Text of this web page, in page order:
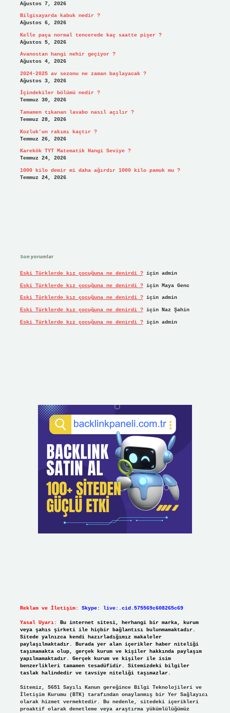
Ağustos 7, 2026
Bilgisayarda kabuk nedir ?
Ağustos 6, 2026
Kelle paça normal tencerede kaç saatte pişer ?
Ağustos 5, 2026
Avanostan hangi nehir geçiyor ?
Ağustos 4, 2026
2024-2025 av sezonu ne zaman başlayacak ?
Ağustos 3, 2026
İçindekiler bölümü nedir ?
Temmuz 30, 2026
Tamamen tıkanan lavabo nasıl açılır ?
Temmuz 28, 2026
Kozluk’un rakımı kaçtır ?
Temmuz 26, 2026
Karekök TYT Matematik Hangi Seviye ?
Temmuz 24, 2026
1000 kilo demir mi daha ağırdır 1000 kilo pamuk mu ?
Temmuz 24, 2026
Son yorumlar
Eski Türklerde kız çocuğuna ne denirdi ?için admin
Eski Türklerde kız çocuğuna ne denirdi ?için Maya Genc
Eski Türklerde kız çocuğuna ne denirdi ?için admin
Eski Türklerde kız çocuğuna ne denirdi ?için Naz Şahin
Eski Türklerde kız çocuğuna ne denirdi ?için admin
Reklam ve İletişim: Skype: live:.cid.575569c608265c69
Yasal Uyarı:
Bu internet sitesi, herhangi bir marka, kurum
veya şahıs şirketi ile hiçbir bağlantısı bulunmamaktadır.
Sitede yalnızca kendi hazırladığımız makaleler
paylaşılmaktadır. Burada yer alan içerikler haber niteliği
taşımamakta olup, gerçek kurum ve kişiler hakkında paylaşım
yapılmamaktadır. Gerçek kurum ve kişiler ile isim
benzerlikleri tamamen tesadüfidir. Sitemizdeki bilgiler
taslak halindedir ve tavsiye niteliği taşımazlar.
Sitemiz, 5651 Sayılı Kanun gereğince Bilgi Teknolojileri ve
İletişim Kurumu (BTK) tarafından onaylanmış bir Yer Sağlayıcı
olarak hizmet vermektedir. Bu nedenle, sitedeki içerikleri
proaktif olarak denetleme veya araştırma yükümlülüğümüz